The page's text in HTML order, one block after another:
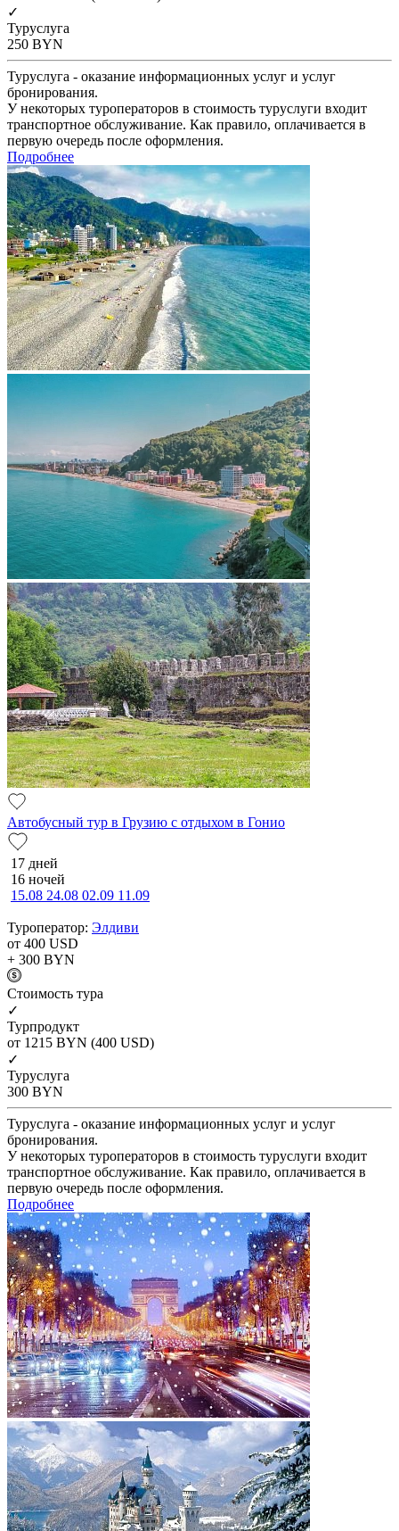
✓
Туруслуга
250 BYN
Туруслуга - оказание информационных услуг и услуг
бронирования.
У некоторых туроператоров в стоимость туруслуги входит
транспортное обслуживание. Как правило, оплачивается в
первую очередь после оформления.
Подробнее
Автобусный тур в Грузию с отдыхом в Гонио
17 дней
16 ночей
15.08 24.08 02.09 11.09
Туроператор: Элдиви
от 400 USD
+ 300 BYN
Cтоимость тура
✓
Турпродукт
от 1215 BYN (400 USD)
✓
Туруслуга
300 BYN
Туруслуга - оказание информационных услуг и услуг
бронирования.
У некоторых туроператоров в стоимость туруслуги входит
транспортное обслуживание. Как правило, оплачивается в
первую очередь после оформления.
Подробнее